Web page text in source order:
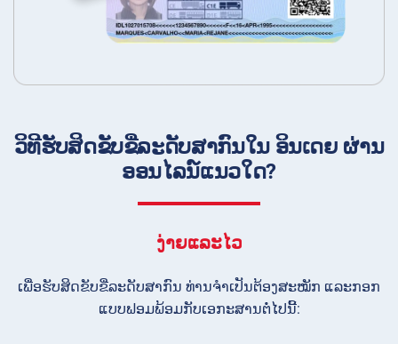
ວິທີຮັບສິດຂັບຂີ່ລະດັບສາກົນໃນ ອິນເດຍ ຜ່ານ
ອອນໄລນ໌ແນວໃດ?
ງ່າຍແລະໄວ
ເພື່ອຮັບສິດຂັບຂີ່ລະດັບສາກົນ ທ່ານຈໍາເປັນຕ້ອງສະໝັກ ແລະກອກ
ແບບຟອມພ້ອມກັບເອກະສານຕໍ່ໄປນີ້: